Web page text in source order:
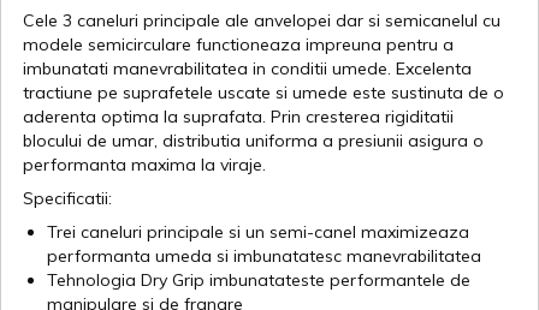
Cele 3 caneluri principale ale anvelopei dar si semicanelul cu
modele semicirculare functioneaza impreuna pentru a
imbunatati manevrabilitatea in conditii umede. Excelenta
tractiune pe suprafetele uscate si umede este sustinuta de o
aderenta optima la suprafata. Prin cresterea rigiditatii
blocului de umar, distributia uniforma a presiunii asigura o
performanta maxima la viraje.
Specificatii:
Trei caneluri principale si un semi-canel maximizeaza
performanta umeda si imbunatatesc manevrabilitatea
Tehnologia Dry Grip imbunatateste performantele de
manipulare si de franare